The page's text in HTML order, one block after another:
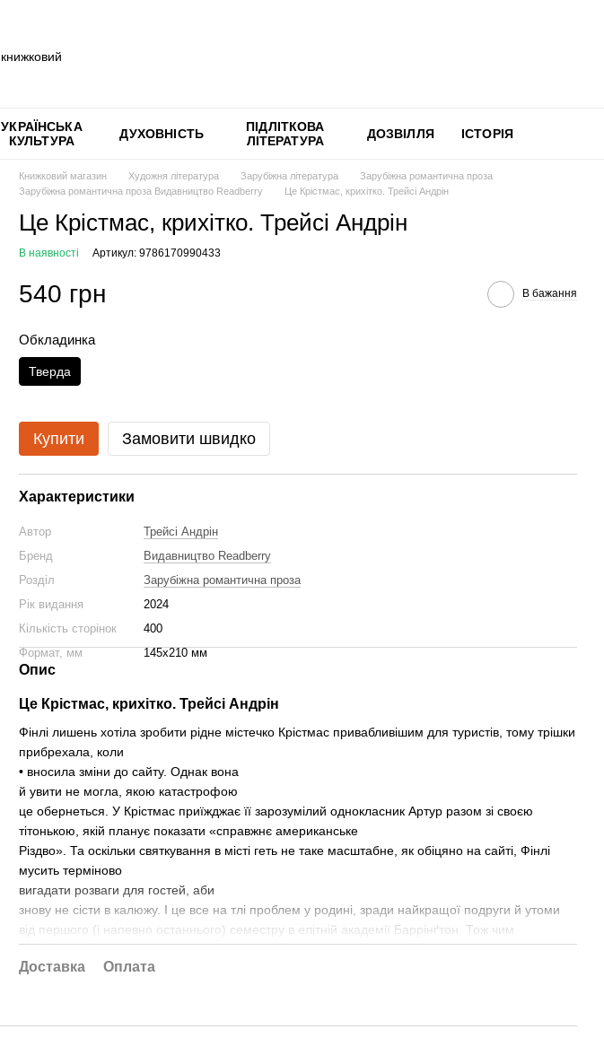
УКРАЇНСЬКА
КУЛЬТУРА
ДУХОВНІСТЬ
ПІДЛІТКОВА
ЛІТЕРАТУРА
ДОЗВІЛЛЯ ІСТОРІЯ
Книжковий магазин Художня література Зарубіжна література
Зарубіжна романтична проза
Зарубіжна романтична проза Видавництво Readberry
Це Крістмас, крихітко. Трейсі Андрін
Це Крістмас, крихітко. Трейсі Андрін
В наявності Артикул: 9786170990433
540 грн В бажання
Обкладинка
Тверда
Купити Замовити швидко
Характеристики
Автор
Трейсі Андрін
Бренд
Видавництво Readberry
Розділ
Зарубіжна романтична проза
Рік видання
2024
Кількість сторінок
400
Формат, мм
145х210 мм
Опис
Це Крістмас, крихітко. Трейсі Андрін
Фінлі лишень хотіла зробити рідне містечко Крістмас привабливішим для туристів, тому трішки
прибрехала, коли
• вносила зміни до сайту. Однак вона
й увити не могла, якою катастрофою
це обернеться. У Крістмас приїжджає її зарозумілий однокласник Артур разом зі своєю
тітонькою, якій планує показати «справжнє американське
Різдво». Та оскільки святкування в місті геть не таке масштабне, як обіцяно на сайті, Фінлі
мусить терміново
вигадати розваги для гостей, аби
знову не сісти в калюжу. І це все на тлі проблем у родині, зради найкращої подруги й утоми
від першого (і напевно останнього) семестру в елітній академії Баррінґтон. Тож чим
закінчиться це шалене Різдво для шістнадцятирічної
Фінлі — черговим падінням...
Доставка Оплата